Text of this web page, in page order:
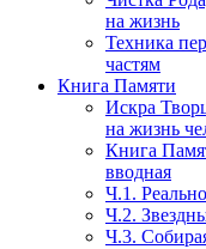
на жизнь
Техника
частям
Книга Памяти
Искра
на жизнь
Книга
вводная
Ч.1.
Ч.2.
Ч.3.